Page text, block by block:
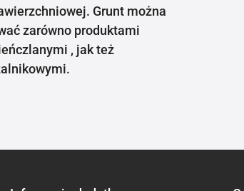
Grunt można
zarówno produktami
, jak też